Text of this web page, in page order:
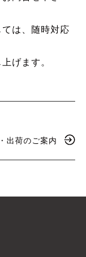
、随時対応
ます。
出荷のご案内